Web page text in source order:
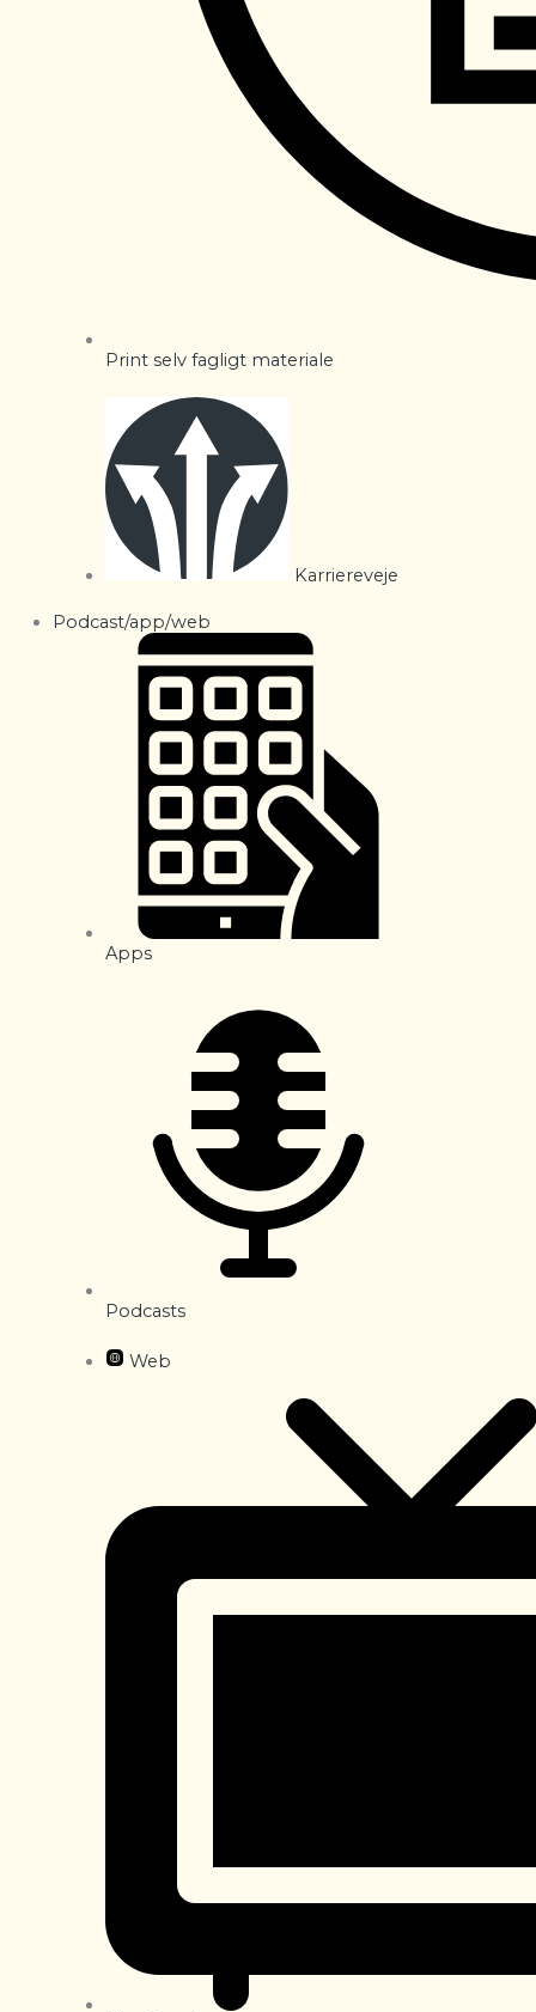
Print selv fagligt materiale
Karriereveje
Podcast/app/web
Apps
Podcasts
Web